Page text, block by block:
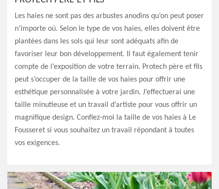
Les haies ne sont pas des arbustes anodins qu’on peut poser
n’importe où. Selon le type de vos haies, elles doivent être
plantées dans les sols qui leur sont adéquats afin de
favoriser leur bon développement. Il faut également tenir
compte de l’exposition de votre terrain. Protech père et fils
peut s’occuper de la taille de vos haies pour offrir une
esthétique personnalisée à votre jardin. J’effectuerai une
taille minutieuse et un travail d’artiste pour vous offrir un
magnifique design. Confiez-moi la taille de vos haies à Le
Fousseret si vous souhaitez un travail répondant à toutes
vos exigences.